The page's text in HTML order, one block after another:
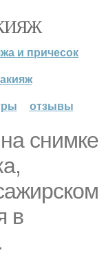
и причесок
отзывы
снимке
в